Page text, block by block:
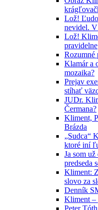
Lož!
nevidel.
Lož!
pravidelne
Rozumné
Klamár a
mozaika?
Prejav
stíhať
JUDr.
Čermana?
Kliment,
Brázda
„Sudca“
ktoré iní
Ja som
predseda
Kliment:
slovo za
Denník
Kliment –
Peter